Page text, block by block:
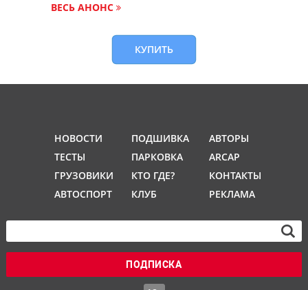
ВЕСЬ АНОНС
КУПИТЬ
НОВОСТИ
ТЕСТЫ
ГРУЗОВИКИ
АВТОСПОРТ
ПОДШИВКА
ПАРКОВКА
КТО ГДЕ?
КЛУБ
АВТОРЫ
ARCAP
КОНТАКТЫ
РЕКЛАМА
ПОДПИСКА